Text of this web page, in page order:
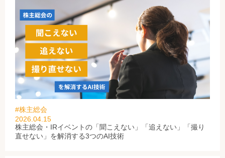
#株主総会
2026.04.15
株主総会・IRイベントの「聞こえない」「追えない」「撮り
直せない」を解消する3つのAI技術